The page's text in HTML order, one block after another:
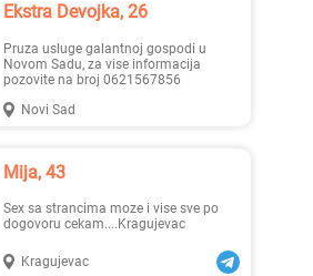
Ekstra Devojka, 26
Pruza usluge galantnoj gospodi u
Novom Sadu, za vise informacija
pozovite na broj 0621567856
Novi Sad
Mija, 43
Sex sa strancima moze i vise sve po
dogovoru cekam....Kragujevac
Kragujevac